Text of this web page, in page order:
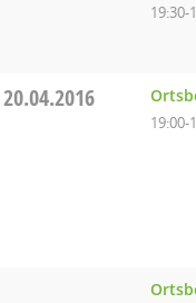
19:30-
20.04.2016
19:00-